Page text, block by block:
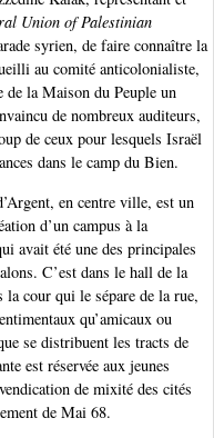
Union of Palestinian
syrien, de faire connaître la
au comité anticolonialiste,
la Maison du Peuple un
de nombreux auditeurs,
de ceux pour lesquels Israël
dans le camp du Bien.
en centre ville, est un
d’un campus à la
avait été une des principales
C’est dans le hall de la
la cour qui le sépare de la rue,
qu’amicaux ou
se distribuent les tracts de
est réservée aux jeunes
de mixité des cités
de Mai 68.